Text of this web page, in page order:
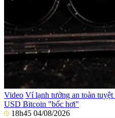
Video Ví lạnh tưởng an toàn
USD Bitcoin "bốc hơi"
18h45 04/08/2026